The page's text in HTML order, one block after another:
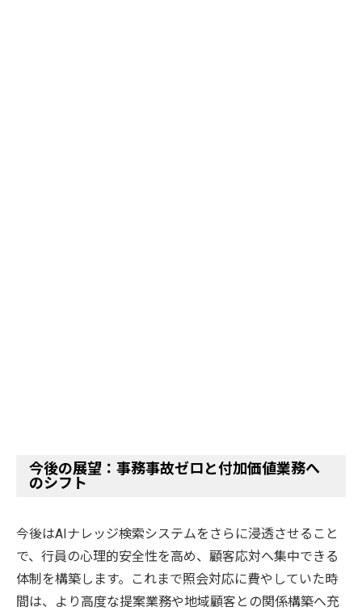
今後の展望：事務事故ゼロと付加価値業務へ
のシフト
今後はAIナレッジ検索システムをさらに浸透させること
で、行員の心理的安全性を高め、顧客応対へ集中できる
体制を構築します。これまで照会対応に費やしていた時
間は、より高度な提案業務や地域顧客との関係構築へ充